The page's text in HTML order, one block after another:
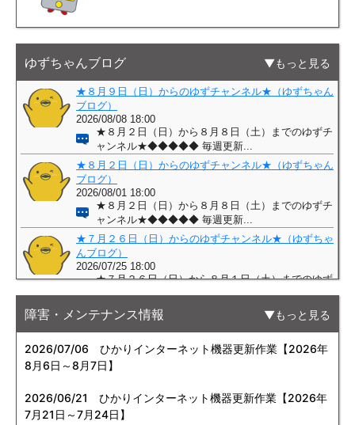
ゆずちゃんブログ もっと見る
障害・メンテナンス情報 もっと見る
2026/07/06 ひかりインターネット機器更新作業【2026年
8月6日～8月7日】
2026/06/21
ひかりインターネット機器更新作業【2026年
7月21日～7月24日】